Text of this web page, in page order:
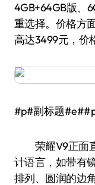
4GB+64GB版、
重选择。价格方
高达3499元，价
#p#副标题
荣耀V9正面直
计语言，如带有
排列、圆润的边